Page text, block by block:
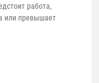
работа,
или превышает